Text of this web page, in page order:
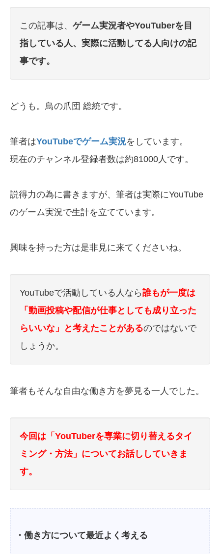
この記事は、 ゲーム実況者やYouTuberを目
指している人、実際に活動してる人向けの記
事です。
どうも。鳥の爪団 総統です。
筆者はYouTubeでゲーム実況をしています。
現在のチャンネル登録者数は約81000人です。
説得力の為に書きますが、筆者は実際にYouTube
のゲーム実況で生計を立てています。
興味を持った方は是非見に来てくださいね。
YouTubeで活動している人なら誰もが一度は
「動画投稿や配信が仕事としても成り立った
らいいな」と考えたことがあるのではないで
しょうか。
筆者もそんな自由な働き方を夢見る一人でした。
今回は「YouTuberを専業に切り替えるタイ
ミング・方法」についてお話ししていきま
す。
・働き方について最近よく考える